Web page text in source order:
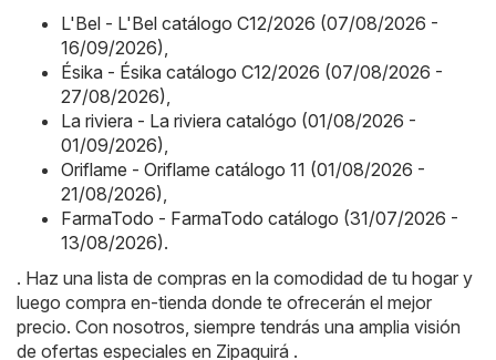
L'Bel - L'Bel catálogo C12/2026 (07/08/2026 -
16/09/2026)
Ésika - Ésika catálogo C12/2026 (07/08/2026 -
27/08/2026)
La riviera - La riviera catalógo (01/08/2026 -
01/09/2026)
Oriflame - Oriflame catálogo 11 (01/08/2026 -
21/08/2026)
FarmaTodo - FarmaTodo catálogo (31/07/2026 -
13/08/2026).
. Haz una lista de compras en la comodidad de tu hogar y
luego compra en-tienda donde te ofrecerán el mejor
precio. Con nosotros, siempre tendrás una amplia visión
de ofertas especiales en Zipaquirá .